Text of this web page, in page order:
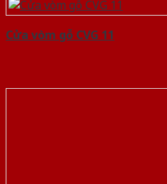
Cửa vòm gỗ CVG 11